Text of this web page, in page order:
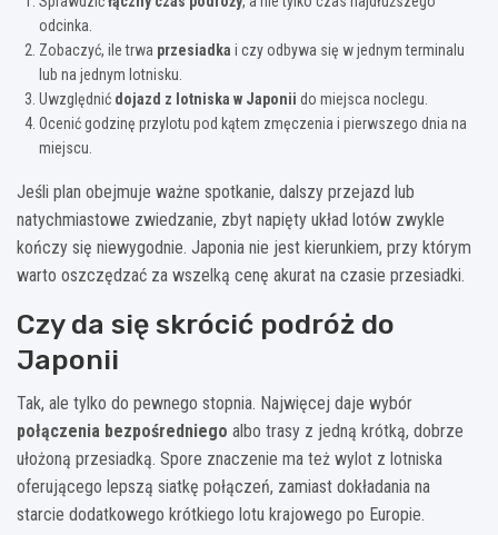
odcinka.
Zobaczyć, ile trwa przesiadka i czy odbywa się w jednym terminalu
lub na jednym lotnisku.
Uwzględnić dojazd z lotniska w Japonii do miejsca noclegu.
Ocenić godzinę przylotu pod kątem zmęczenia i pierwszego dnia na
miejscu.
Jeśli plan obejmuje ważne spotkanie, dalszy przejazd lub
natychmiastowe zwiedzanie, zbyt napięty układ lotów zwykle
kończy się niewygodnie. Japonia nie jest kierunkiem, przy którym
warto oszczędzać za wszelką cenę akurat na czasie przesiadki.
Czy da się skrócić podróż do
Japonii
Tak, ale tylko do pewnego stopnia. Najwięcej daje wybór
połączenia bezpośredniego albo trasy z jedną krótką, dobrze
ułożoną przesiadką. Spore znaczenie ma też wylot z lotniska
oferującego lepszą siatkę połączeń, zamiast dokładania na
starcie dodatkowego krótkiego lotu krajowego po Europie.